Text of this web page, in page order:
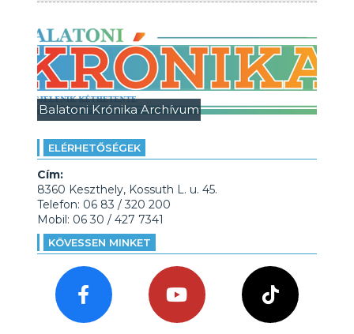
Balatoni Krónika Archívum
ELÉRHETŐSÉGEK
Cím:
8360 Keszthely, Kossuth L. u. 45.
Telefon: 06 83 / 320 200
Mobil: 06 30 / 427 7341
KÖVESSEN MINKET